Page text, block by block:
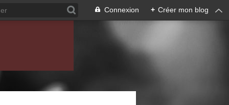
Connexion + Créer mon blog